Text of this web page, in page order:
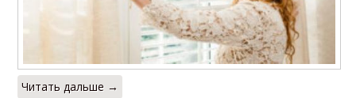
Читать дальше →